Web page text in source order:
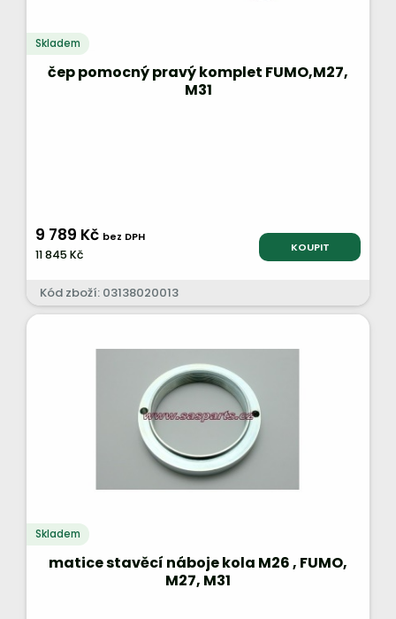
Skladem
čep pomocný pravý komplet FUMO,M27,
M31
9 789 Kč bez DPH
11 845 Kč KOUPIT
Kód zboží: 03138020013
Skladem
matice stavěcí náboje kola M26 , FUMO,
M27, M31